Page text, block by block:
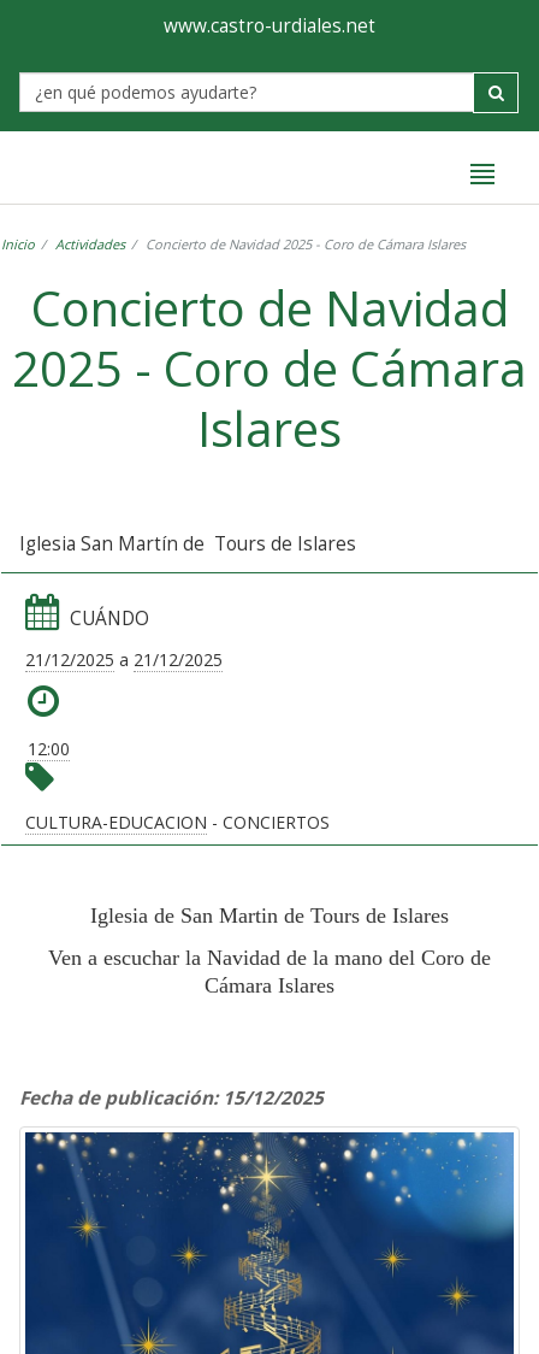
Ayuntamiento
de
Castro-
www.castro-urdiales.net
Label
Inicio Actividades Concierto de Navidad 2025 - Coro de Cámara Islares
Concierto de Navidad
2025 - Coro de Cámara
Islares
Iglesia San Martín de Tours de Islares
CUÁNDO
21/12/2025 a 21/12/2025
12:00
CULTURA-EDUCACION - CONCIERTOS
Iglesia de San Martin de Tours de Islares
Ven a escuchar la Navidad de la mano del Coro de
Cámara Islares
Fecha de publicación: 15/12/2025